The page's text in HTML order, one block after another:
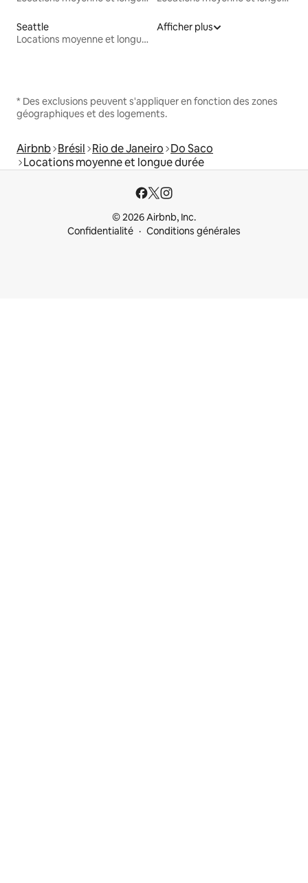
Seattle
Locations moyenne et longue durée
Afficher plus
* Des exclusions peuvent s'appliquer en fonction des zones
géographiques et des logements.
Airbnb Brésil Rio de Janeiro Do Saco
Locations moyenne et longue durée
© 2026 Airbnb, Inc.
Confidentialité
Conditions générales